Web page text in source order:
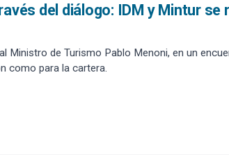
del diálogo: IDM y Mintur se
Ministro de Turismo Pablo Menoni, en un
como para la cartera.